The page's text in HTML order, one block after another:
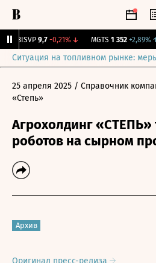
BISVP 9,7 -0,21% ↓ MGTS 1 352 +2,89%↑
Ситуация на топливном рынке:
25 апреля 2025 / Справочник
«Степь»
Агрохолдинг «СТЕПЬ»
роботов на сырном
Архив
Оригинал пресс-релиза